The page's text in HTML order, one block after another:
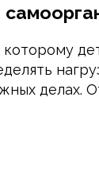
делах.